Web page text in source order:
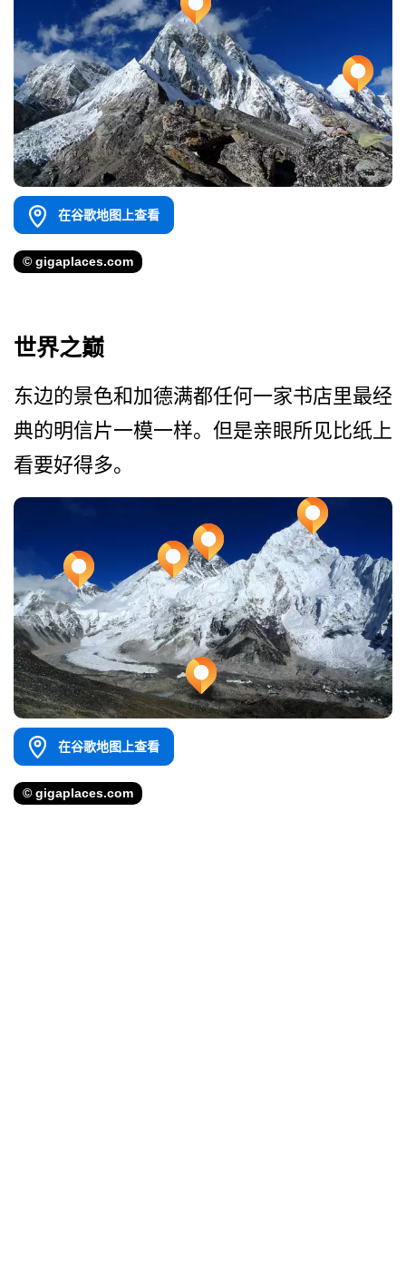
在谷歌地图上查看
© gigaplaces.com
世界之巅
东边的景色和加德满都任何一­家书店里最经
典的明信片一模一样。但是亲眼所见比纸­上
看要好得多。
在谷歌地图上查看
© gigaplaces.com